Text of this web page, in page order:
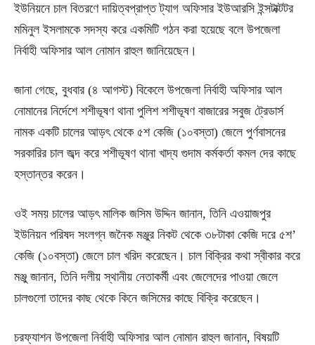
ইউনিয়নে চাল বিতরণে দায়িত্বপ্রাপ্ত ট্যাগ অফিসার ইউআরসি ইন্সটাক্টটর
মমিনুল ইসলামকে সদস্য করে একমিটি গঠন করা হয়েছে বলে উপজেলা
নির্বাহী অফিসার আল নোমান রাহুল জানিয়েছেন।
জানা গেছে, বুধবার (৪ আগস্ট) বিকেলে উপজেলা নির্বাহী অফিসার আল
নোমানের নির্দেশে শশীভূষণ থানা পুলিশ শশীভূষণ বাজারের সবুজ ট্রেডার্স
নামক একটি চালের আড়ৎ থেকে ৫শ কেজি (১০বস্তা) জেলে পুর্ণবাসনের
সরকারির চাল জব্দ করে শশীভূষণ থানা খাদ্য গুদাম কর্মকর্তা কমল দের কাছে
হস্তান্তর করেন।
ওই সময় চালের আড়ৎ মালিক জসিম উদ্দিন জানান, তিনি এওয়াজপুর
ইউনিয়ন পরিষদ সংলগ্ন জনৈক মঞ্জুর নিকট থেকে ৩৮টাকা কেজি দরে ৫শ’
কেজি (১০বস্তা) জেলে চাল খরিদ করেছেন। চাল বিক্রির কথা স্বীকার করে
মঞ্জু জানান, তিনি দলীয় স্থানীয় নেতাকর্মী এবং জেলেদের পাওয়া জেলে
চালগুলো তাদের কাছ থেকে কিনে জসিমের কাছে বিক্রি করেছেন।
চরফ্যাশন উপজেলা নির্বাহী অফিসার আল নোমান রাহুল জানান, বিষয়টি